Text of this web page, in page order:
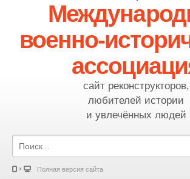
военно-
сайт реконструкторов,
любителей истории
и увлечённых людей
Полная версия сайта